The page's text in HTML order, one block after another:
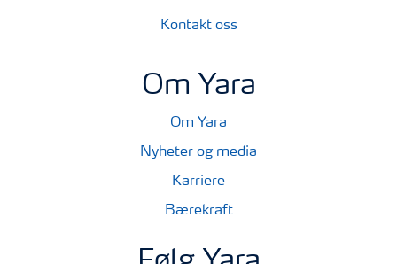
Kontakt oss
Om Yara
Om Yara
Nyheter og media
Karriere
Bærekraft